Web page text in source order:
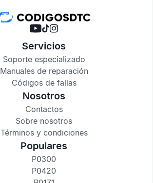
Servicios
Soporte especializado
Manuales de reparación
Códigos de fallas
Nosotros
Contactos
Sobre nosotros
Términos y condiciones
Populares
P0300
P0420